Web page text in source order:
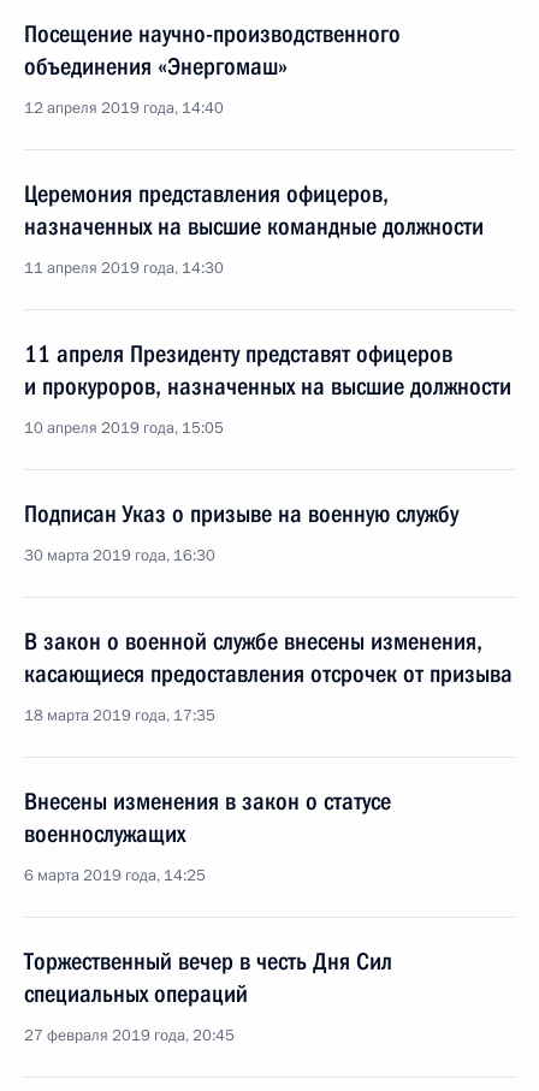
Посещение научно-производственного
объединения «Энергомаш»
12 апреля 2019 года, 14:40
Церемония представления офицеров,
назначенных на высшие командные должности
11 апреля 2019 года, 14:30
11 апреля Президенту представят офицеров
и прокуроров, назначенных на высшие должности
10 апреля 2019 года, 15:05
Подписан Указ о призыве на военную службу
30 марта 2019 года, 16:30
В закон о военной службе внесены изменения,
касающиеся предоставления отсрочек от призыва
18 марта 2019 года, 17:35
Внесены изменения в закон о статусе
военнослужащих
6 марта 2019 года, 14:25
Торжественный вечер в честь Дня Сил
специальных операций
27 февраля 2019 года, 20:45